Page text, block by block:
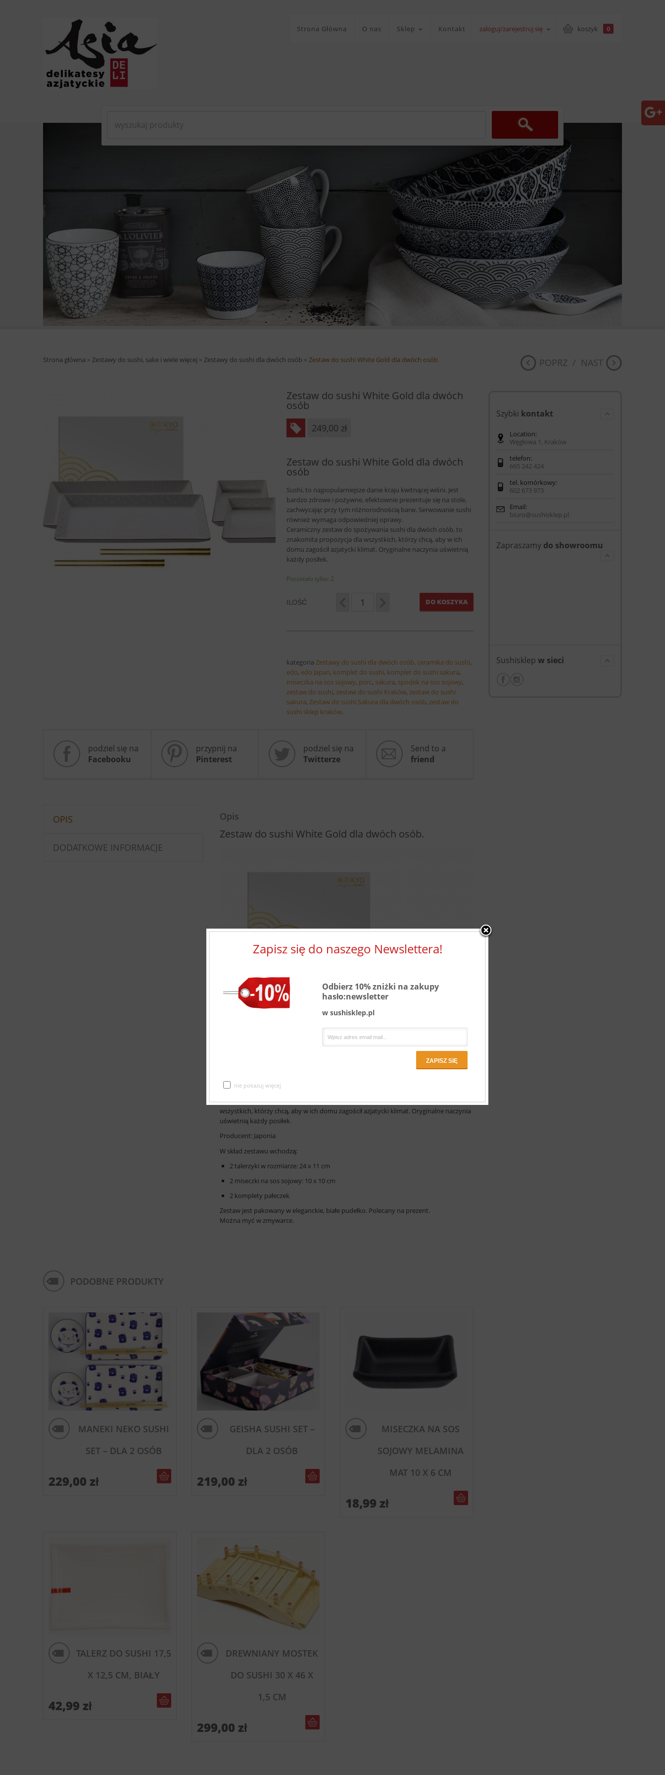
Strona Główna O nas Sklep Kontakt zaloguj/zarejestruj się koszyk 0
Strona główna > Zestawy do sushi, sake i wiele więcej > Zestawy do sushi dla dwóch osób > Zestaw do sushi White Gold dla dwóch osób POPRZ / NAST
Zestaw do sushi White Gold dla dwóch
osób
249,00 zł
Zestaw do sushi White Gold dla dwóch
osób
Sushi, to najpopularniejsze danie kraju kwitnącej wiśni. Jest
bardzo zdrowe i pożywne, efektownie prezentuje się na stole,
zachwycając przy tym różnorodnością barw. Serwowanie sushi
również wymaga odpowiedniej oprawy.
Ceramiczny zestaw do spożywania sushi dla dwóch osób, to
znakomita propozycja dla wszystkich, którzy chcą, aby w ich
domu zagościł azjatycki klimat. Oryginalne naczynia uświetnią
każdy posiłek.
Pozostało tylko: 2
ILOŚĆ DO KOSZYKA
kategoria Zestawy do sushi dla dwóch osób. ceramika do sushi,
edo, edo Japan, komplet do sushi, komplet do sushi sakura,
miseczka na sos sojowy, porc, sakura, spodek na sos sojowy,
zestaw do sushi, zestaw do sushi Kraków, zestaw do sushi
sakura, Zestaw do sushi Sakura dla dwóch osób, zestaw do
sushi sklep kraków.
podziel się na
Facebooku
przypnij na
Pinterest
podziel się na
Twitterze
Send to a
friend
OPIS
DODATKOWE INFORMACJE
Opis
Zestaw do sushi White Gold dla dwóch osób.
Sushi, to najpopularniejsze danie kraju kwitnącej wiśni. Jest bardzo zdrowe i pożywne,
efektownie prezentuje się na stole, zachwycając przy tym różnorodnością barw.
Serwowanie sushi również wymaga odpowiedniej oprawy.
Ceramiczny zestaw do spożywania sushi dla dwóch osób, to znakomita propozycja dla
wszystkich, którzy chcą, aby w ich domu zagościł azjatycki klimat. Oryginalne naczynia
uświetnią każdy posiłek.
Producent: Japonia
W skład zestawu wchodzą:
2 talerzyki w rozmiarze: 24 x 11 cm
2 miseczki na sos sojowy: 10 x 10 cm
2 komplety pałeczek
Zestaw jest pakowany w eleganckie, białe pudełko. Polecany na prezent.
Można myć w zmywarce.
PODOBNE PRODUKTY
MANEKI NEKO SUSHI
SET – DLA 2 OSÓB
229,00 zł
GEISHA SUSHI SET –
DLA 2 OSÓB
219,00 zł
MISECZKA NA SOS
SOJOWY MELAMINA
MAT 10 X 6 CM
18,99 zł
TALERZ DO SUSHI 17,5
X 12,5 CM, BIAŁY
42,99 zł
DREWNIANY MOSTEK
DO SUSHI 30 X 46 X
1,5 CM
299,00 zł
Szybki kontakt
Location:
Węgłowa 1, Kraków
telefon:
665 242 424
tel. komórkowy:
602 673 973
Email:
biuro@sushisklep.pl
Zapraszamy do showroomu
Sushisklep w sieci
Zapisz się do naszego Newslettera!
Odbierz 10% zniżki na zakupy
hasło:newsletter
w sushisklep.pl
nie pokazuj więcej